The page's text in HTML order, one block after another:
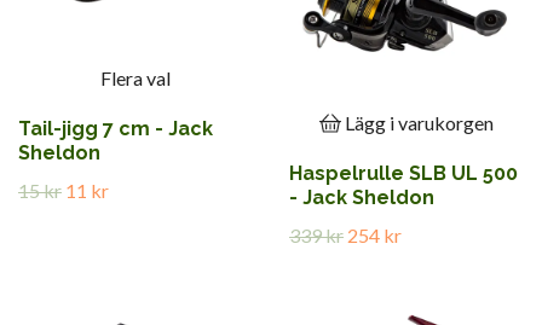
Flera val
Tail-jigg 7 cm - Jack
Sheldon
15 kr 11 kr
Lägg i varukorgen
Haspelrulle SLB UL 500
- Jack Sheldon
339 kr 254 kr